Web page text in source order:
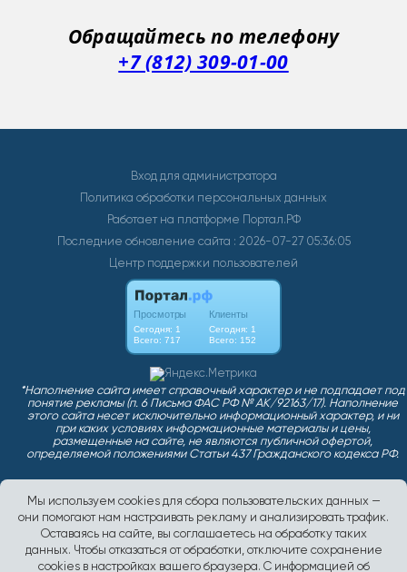
Мы используем cookies для сбора пользовательских данных —
они помогают нам настраивать рекламу и анализировать трафик.
Оставаясь на сайте, вы соглашаетесь на обработку таких
данных. Чтобы отказаться от обработки, отключите сохранение
cookies в настройках вашего браузера. С информацией об
Обращайтесь по телефону
+7 (812) 309-01-00
Вход для администратора
Политика обработки персональных данных
Работает на платформе Портал.РФ
Последние обновление сайта : 2026-07-27 05:36:05
Центр поддержки пользователей